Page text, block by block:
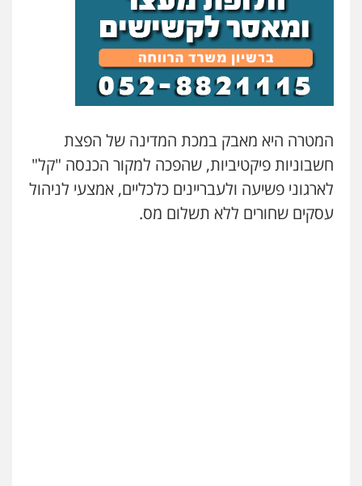
המטרה היא מאבק במכת המדינה של הפצת
חשבוניות פיקטיביות, שהפכה למקור הכנסה "קל"
לארגוני פשיעה ולעבריינים כלכליים, אמצעי לניהול
עסקים שחורים ללא תשלום מס.